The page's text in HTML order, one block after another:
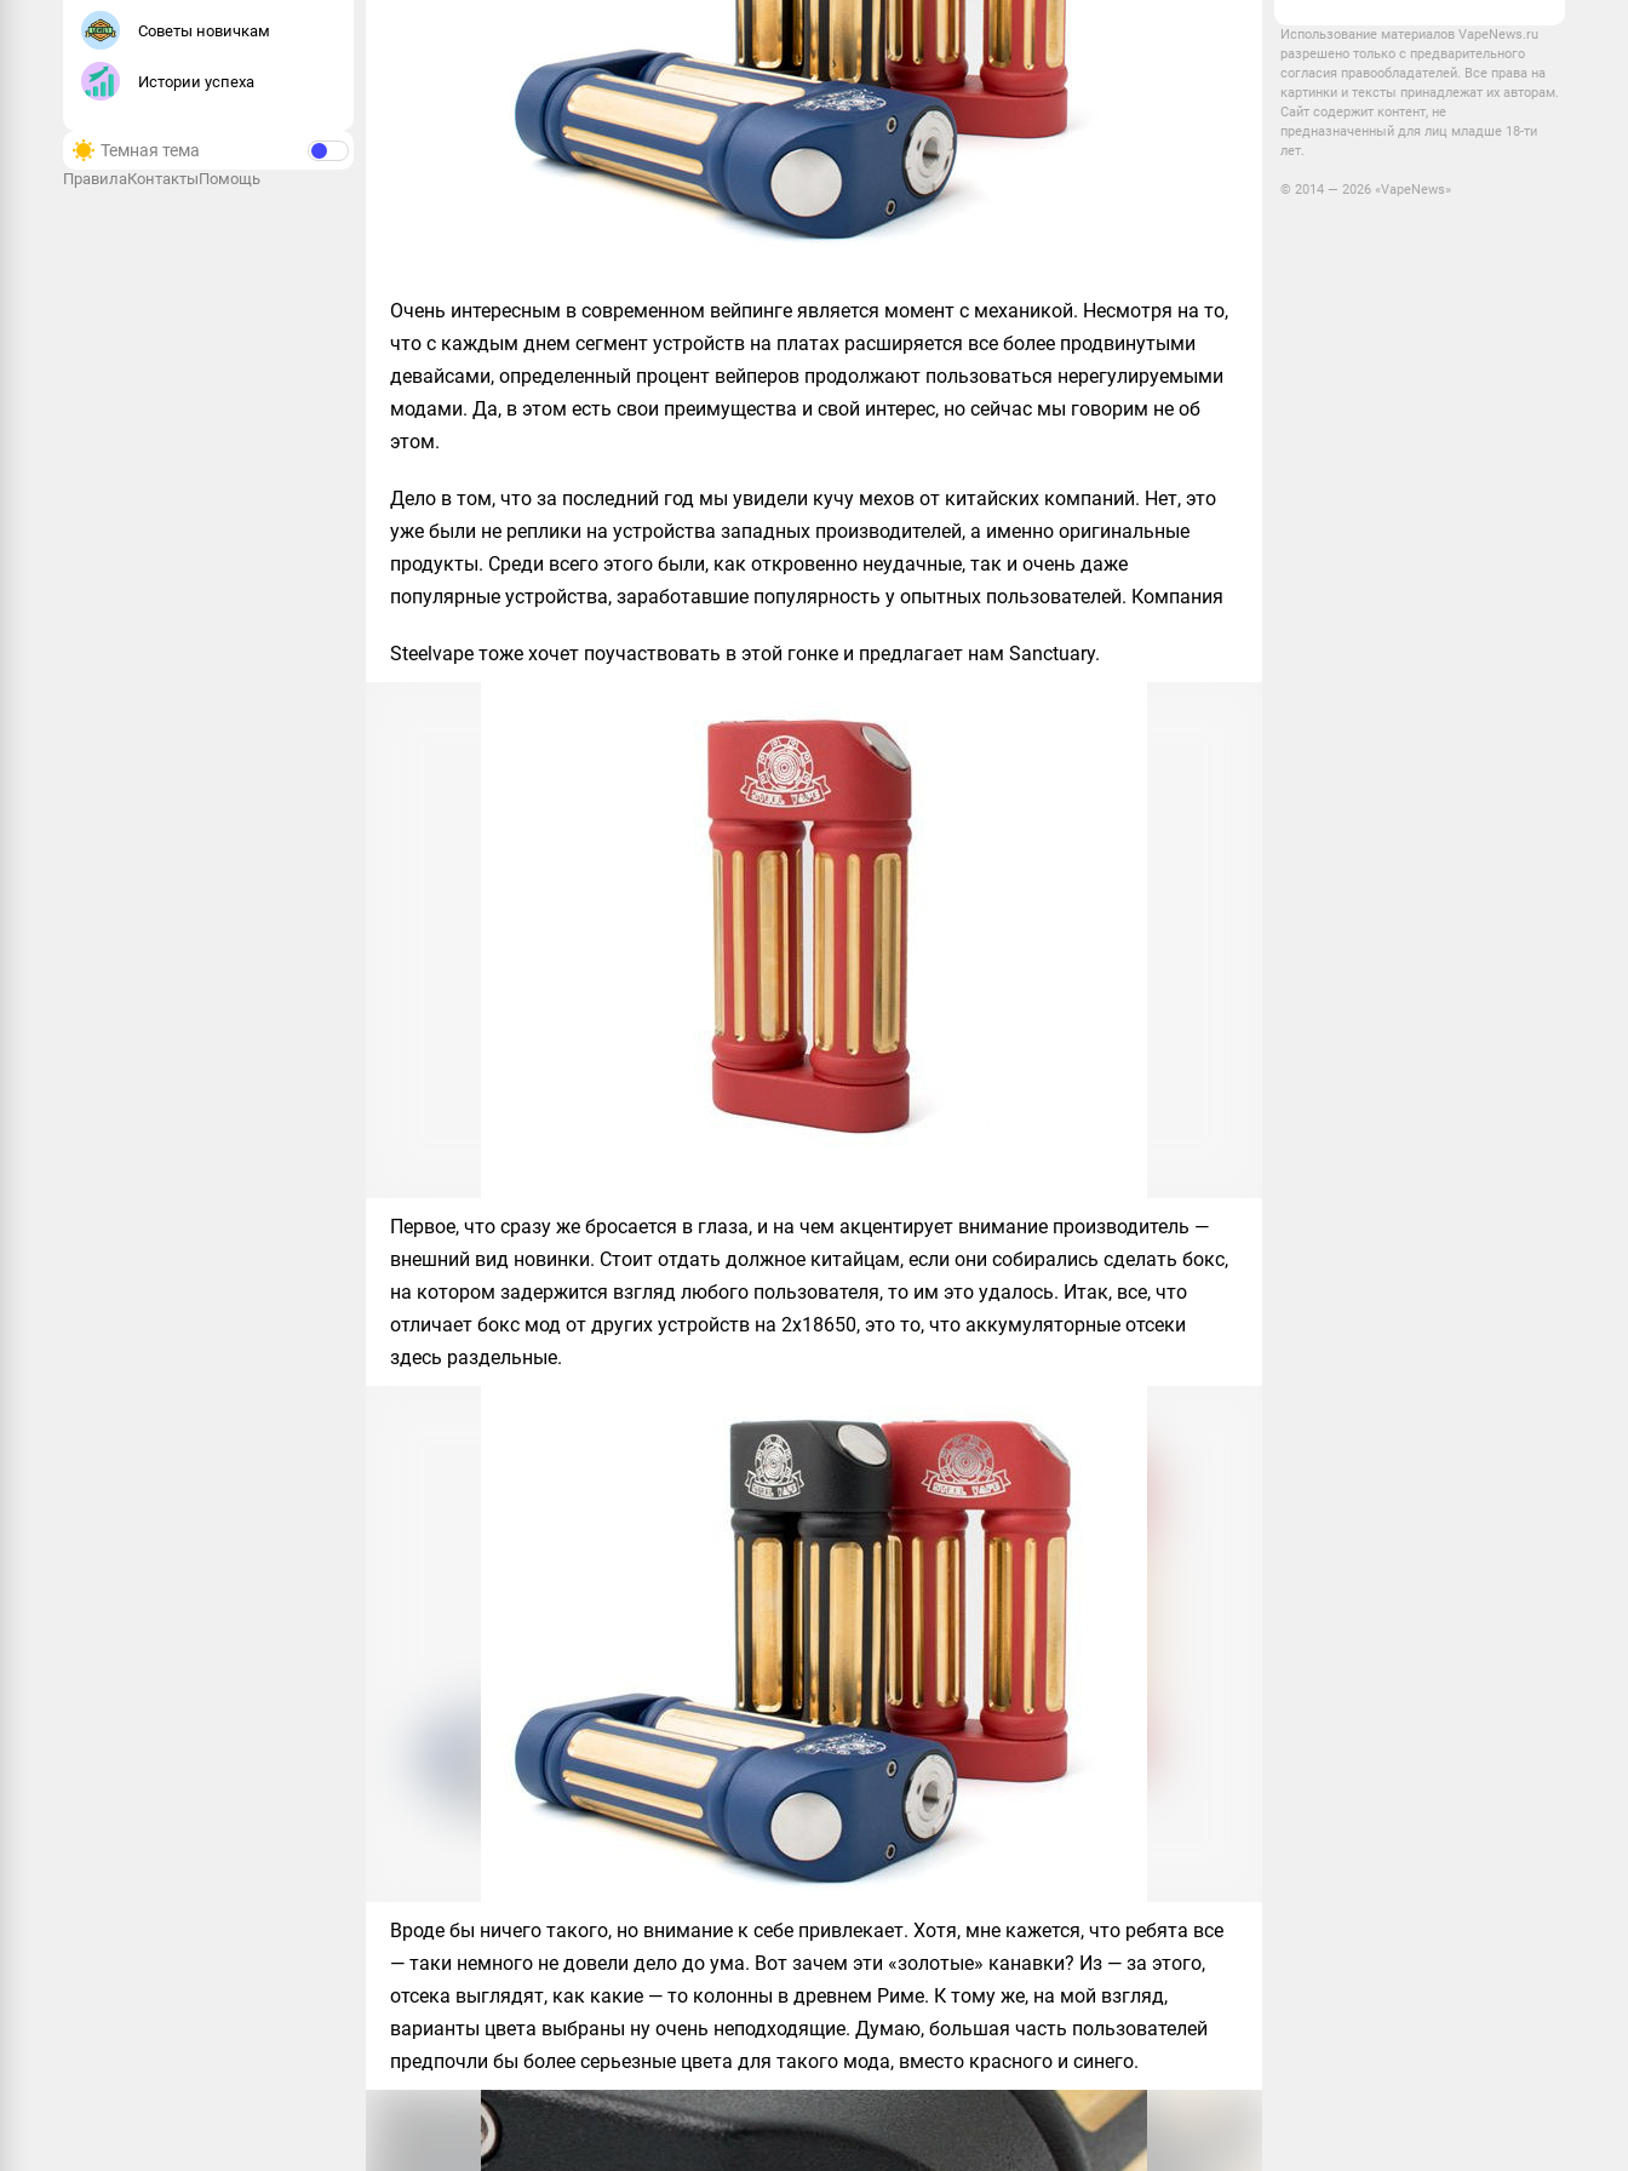
Советы новичкам
Истории успеха
Темная тема
ПравилаКонтактыПомощь
Очень интересным в современном вейпинге является момент с механикой. Несмотря на то,
что с каждым днем сегмент устройств на платах расширяется все более продвинутыми
девайсами, определенный процент вейперов продолжают пользоваться нерегулируемыми
модами. Да, в этом есть свои преимущества и свой интерес, но сейчас мы говорим не об
этом.
Дело в том, что за последний год мы увидели кучу мехов от китайских компаний. Нет, это
уже были не реплики на устройства западных производителей, а именно оригинальные
продукты. Среди всего этого были, как откровенно неудачные, так и очень даже
популярные устройства, заработавшие популярность у опытных пользователей. Компания
Steelvape тоже хочет поучаствовать в этой гонке и предлагает нам Sanctuary.
Первое, что сразу же бросается в глаза, и на чем акцентирует внимание производитель —
внешний вид новинки. Стоит отдать должное китайцам, если они собирались сделать бокс,
на котором задержится взгляд любого пользователя, то им это удалось. Итак, все, что
отличает бокс мод от других устройств на 2х18650, это то, что аккумуляторные отсеки
здесь раздельные.
Вроде бы ничего такого, но внимание к себе привлекает. Хотя, мне кажется, что ребята все
— таки немного не довели дело до ума. Вот зачем эти «золотые» канавки? Из — за этого,
отсека выглядят, как какие — то колонны в древнем Риме. К тому же, на мой взгляд,
варианты цвета выбраны ну очень неподходящие. Думаю, большая часть пользователей
предпочли бы более серьезные цвета для такого мода, вместо красного и синего.
Использование материалов VapeNews.ru
разрешено только с предварительного
согласия правообладателей. Все права на
картинки и тексты принадлежат их авторам.
Сайт содержит контент, не
предназначенный для лиц младше 18-ти
лет.
© 2014 — 2026 «VapeNews»